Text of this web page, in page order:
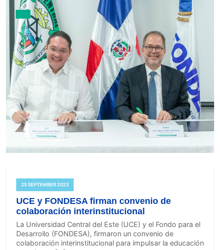
25 SEPTEMBER 2023
UCE y FONDESA firman convenio de
colaboración interinstitucional
La Universidad Central del Este (UCE) y el Fondo para el
Desarrollo (FONDESA), firmaron un convenio de
colaboración interinstitucional para impulsar la educación